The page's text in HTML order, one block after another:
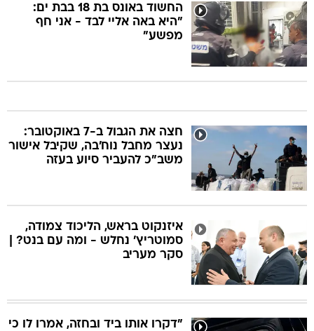
החשוד באונס בת 18 בבת ים:
"היא באה אליי לבד - אני חף
מפשע"
חצה את הגבול ב-7 באוקטובר:
נעצר מחבל נוח'בה, שקיבל אישור
משב"כ להעביר סיוע בעזה
איזנקוט בראש, הליכוד צמודה,
סמוטריץ' נחלש - ומה עם בנט? |
סקר מעריב
"דקרו אותו ביד ובחזה, אמרו לו כי